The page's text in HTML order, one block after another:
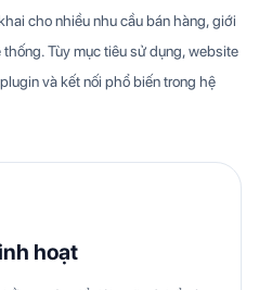
cho nhiều nhu cầu bán hàng, giới
Tùy mục tiêu sử dụng, website
và kết nối phổ biến trong hệ
hoạt